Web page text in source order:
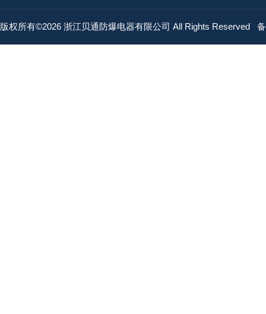
版权所有©2026 浙江贝通防爆电器有限公司 All Rights Reserved